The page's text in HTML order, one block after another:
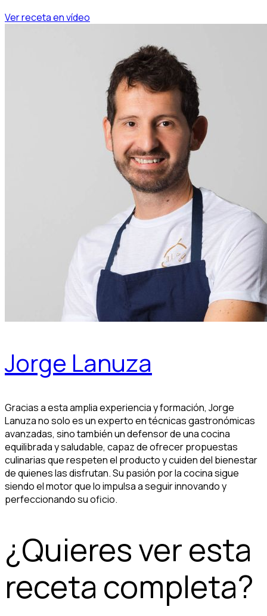
Ver receta en vídeo
Jorge Lanuza
Gracias a esta amplia experiencia y formación, Jorge
Lanuza no solo es un experto en técnicas gastronómicas
avanzadas, sino también un defensor de una cocina
equilibrada y saludable, capaz de ofrecer propuestas
culinarias que respeten el producto y cuiden del bienestar
de quienes las disfrutan. Su pasión por la cocina sigue
siendo el motor que lo impulsa a seguir innovando y
perfeccionando su oficio.
¿Quieres ver esta
receta completa?